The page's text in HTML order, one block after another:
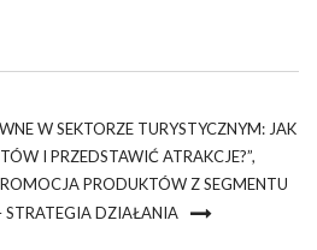
W SEKTORZE TURYSTYCZNYM: JAK
I PRZEDSTAWIĆ ATRAKCJE?”,
PRODUKTÓW Z SEGMENTU
STRATEGIA DZIAŁANIA